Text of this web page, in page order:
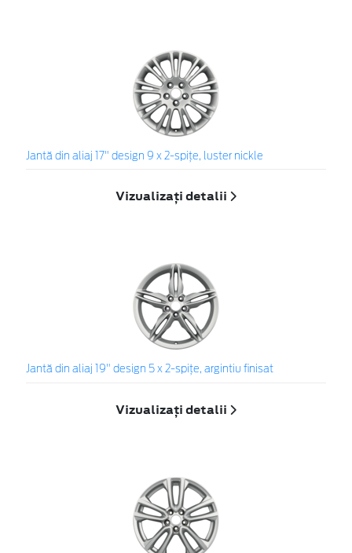
Jantă din aliaj 17" design 9 x 2-spiţe, luster nickle
Vizualizați detalii
Jantă din aliaj 19" design 5 x 2-spiţe, argintiu finisat
Vizualizați detalii